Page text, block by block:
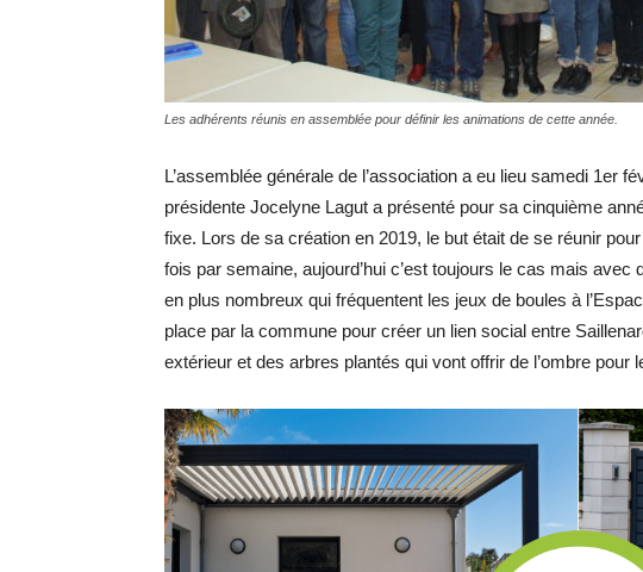
Les adhérents réunis en assemblée pour définir les animations de cette année.
L’assemblée générale de l’association a eu lieu samedi 1er
présidente Jocelyne Lagut a présenté pour sa cinquième
fixe. Lors de sa création en 2019, le but était de se réunir
fois par semaine, aujourd’hui c’est toujours le cas mais
en plus nombreux qui fréquentent les jeux de boules à
place par la commune pour créer un lien social entre
extérieur et des arbres plantés qui vont offrir de l’ombre pour